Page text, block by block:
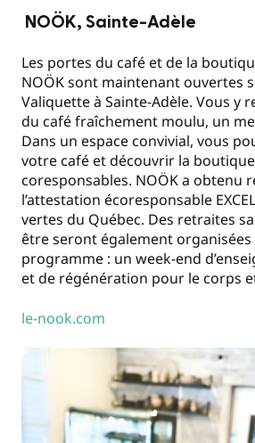
NOÖK, Sainte-Adèle
Les portes du café et de la
NOÖK sont maintenant ouvertes
Valiquette à Sainte-Adèle. Vous y
du café fraîchement moulu, un
Dans un espace convivial, vous
votre café et découvrir la
coresponsables. NOÖK a obtenu
l’attestation écoresponsable
vertes du Québec. Des retraites
être seront également organisées
programme : un week-end
et de régénération pour le corps
le-nook.com